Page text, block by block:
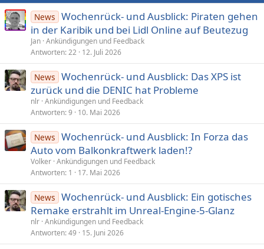
:
News Wochenrück- und Ausblick: Piraten gehen
in der Karibik und bei Lidl Online auf Beutezug
Jan Ankündigungen und Feedback
Antworten 22 12. Juli 2026
News Wochenrück- und Ausblick: Das XPS ist
zurück und die DENIC hat Probleme
nlr Ankündigungen und Feedback
Antworten 9 10. Mai 2026
News Wochenrück- und Ausblick: In Forza das
Auto vom Balkonkraftwerk laden!?
Volker Ankündigungen und Feedback
Antworten 1 17. Mai 2026
News Wochenrück- und Ausblick: Ein gotisches
Remake erstrahlt im Unreal-Engine-5-Glanz
nlr Ankündigungen und Feedback
Antworten 49 15. Juni 2026